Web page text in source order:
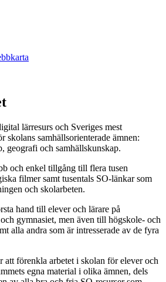
lärresurs och Sveriges mest
skolans samhällsorienterade ämnen:
geografi och samhällskunskap.
och enkel tillgång till flera tusen
filmer samt tusentals SO-länkar som
och skolarbeten.
hand till elever och lärare på
gymnasiet, men även till högskole- och
alla andra som är intresserade av de fyra
att förenkla arbetet i skolan för elever och
egna material i olika ämnen, dels